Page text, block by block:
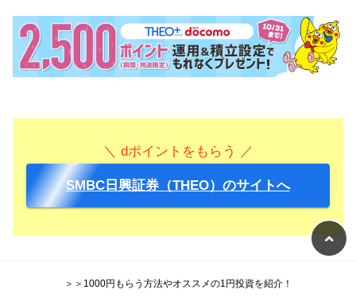
＼ dポイントをもらう ／
SMBC日興証券（THEO）のサイトへ
＞＞1000円もらう方法やオススメの1円投資を紹介！